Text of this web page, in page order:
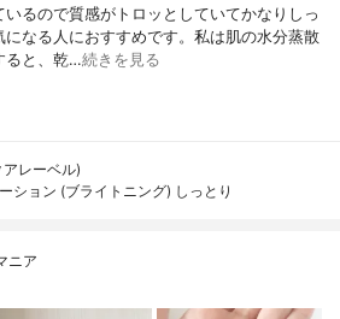
るので質感がトロッとしていてかなりしっ
になる人におすすめです。私は肌の水分蒸散
ると、乾…続きを見る
レーベル)
ション (ブライトニング) しっとり
ニア